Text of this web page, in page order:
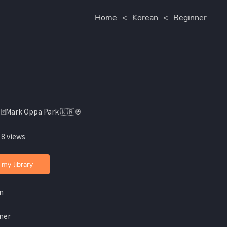
Home < Korean < Beginner
🃏Mark Oppa Park 🇰🇷🚯
views
library